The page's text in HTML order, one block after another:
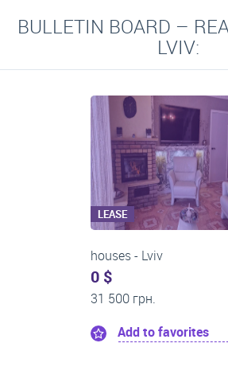
BULLETIN BOARD –
LVIV:
LEASE
One-room apartments
0 $
21 500 грн.
Add to favorites